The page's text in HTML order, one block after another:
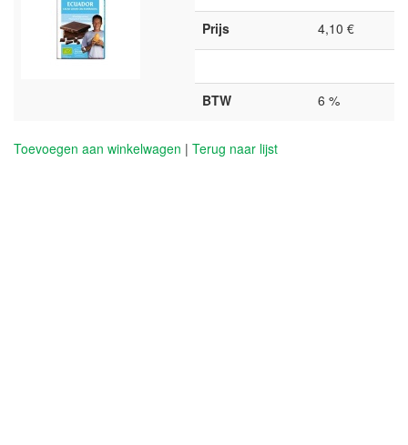
Prijs 4,10 €
BTW 6 %
Toevoegen aan winkelwagen | Terug naar lijst